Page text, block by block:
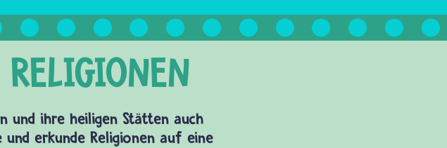
und ihre heiligen Stätten auch
erkunde Religionen auf eine